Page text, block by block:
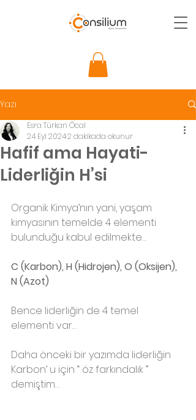
Yazı
Hafif ama Hayati-
Liderliğin H’si
Esra Türkan Öcal
24 Eyl 20242 dakikada okunur
Organik Kimya’nın yani, yaşam
kimyasının temelde 4 elementi
bulunduğu kabul edilmekte…
C (Karbon), H (Hidrojen), O (Oksijen),
N (Azot)
Bence liderliğin de 4 temel
elementi var…
Daha önceki bir yazımda liderliğin
Karbon’ u için “ öz farkındalık ”
demiştim…